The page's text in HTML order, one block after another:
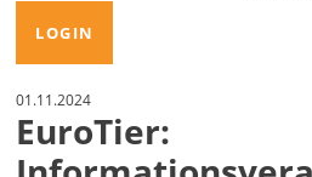
LOGIN
01.11.2024
EuroTier: